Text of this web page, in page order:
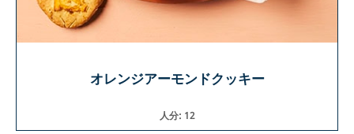
オレンジアーモンドクッキー
人分: 12